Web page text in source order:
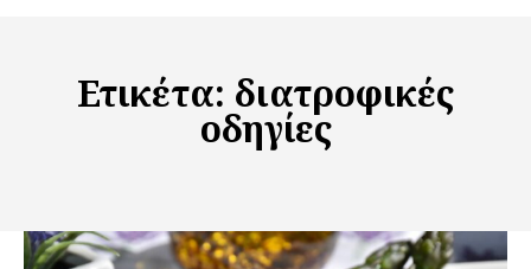
Ετικέτα: διατροφικές
οδηγίες